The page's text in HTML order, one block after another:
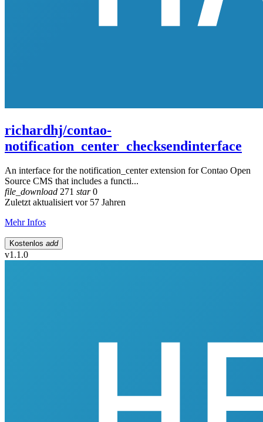
richardhj/contao-
notification_center_checksendinterface
An interface for the notification_center extension for Contao Open
Source CMS that includes a functi...
file_download 271 star0
Zuletzt aktualisiert vor 57 Jahren
Mehr Infos
Kostenlos add
v1.1.0